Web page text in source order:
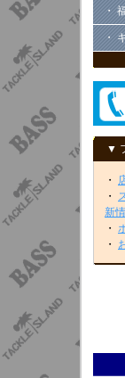
・
・
▼
・
・
新
・
・